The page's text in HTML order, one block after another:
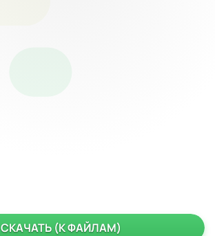
СКАЧАТЬ (К ФАЙЛАМ)